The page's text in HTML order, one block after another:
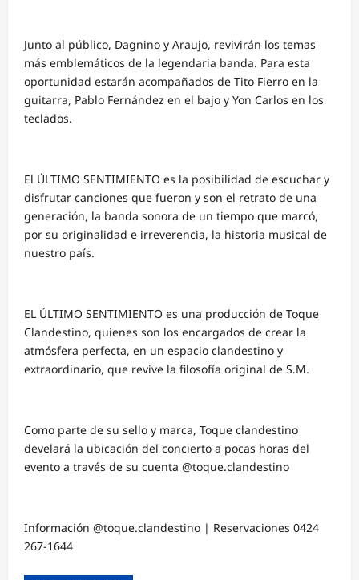
Junto al público, Dagnino y Araujo, revivirán los temas
más emblemáticos de la legendaria banda. Para esta
oportunidad estarán acompañados de Tito Fierro en la
guitarra, Pablo Fernández en el bajo y Yon Carlos en los
teclados.
El ÚLTIMO SENTIMIENTO es la posibilidad de escuchar y
disfrutar canciones que fueron y son el retrato de una
generación, la banda sonora de un tiempo que marcó,
por su originalidad e irreverencia, la historia musical de
nuestro país.
EL ÚLTIMO SENTIMIENTO es una producción de Toque
Clandestino, quienes son los encargados de crear la
atmósfera perfecta, en un espacio clandestino y
extraordinario, que revive la filosofía original de S.M.
Como parte de su sello y marca, Toque clandestino
develará la ubicación del concierto a pocas horas del
evento a través de su cuenta @toque.clandestino
Información @toque.clandestino | Reservaciones 0424
267-1644